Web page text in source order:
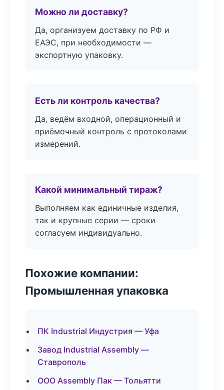
Можно ли доставку?
Да, организуем доставку по РФ и
ЕАЭС, при необходимости —
экспортную упаковку.
Есть ли контроль качества?
Да, ведём входной, операционный и
приёмочный контроль с протоколами
измерений.
Какой минимальный тираж?
Выполняем как единичные изделия,
так и крупные серии — сроки
согласуем индивидуально.
Похожие компании:
Промышленная упаковка
ПК Industrial Индустрия — Уфа
Завод Industrial Assembly —
Ставрополь
ООО Assembly Пак — Тольятти